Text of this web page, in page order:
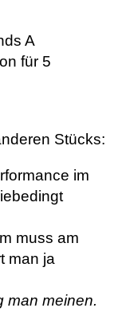
A
für 5
Stücks:
im
muss am
man ja
man meinen.